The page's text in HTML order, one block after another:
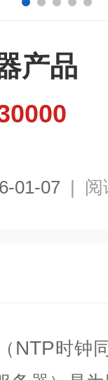
产品
01-07 | 阅
（ NTP时钟